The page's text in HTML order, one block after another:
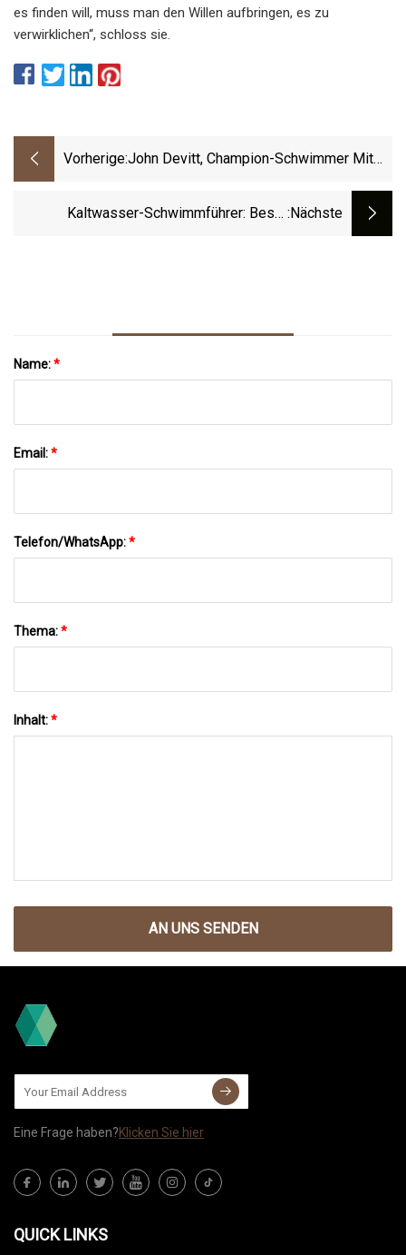
es finden will, muss man den Willen aufbringen, es zu
verwirklichen“, schloss sie.
Vorherige:John Devitt, Champion-Schwimmer Mit
Im Alter Von 86 Jahren
Kaltwasser-Schwimmführer: Beste :nächste
Name:*
Email:*
Telefon/WhatsApp:*
Thema:*
Inhalt:*
AN UNS SENDEN
Eine Frage haben?Klicken Sie hier
QUICK LINKS